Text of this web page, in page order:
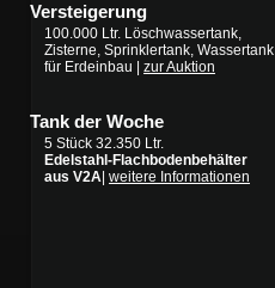
Versteigerung
100.000 Ltr. Löschwassertank,
Zisterne, Sprinklertank, Wassertank
für Erdeinbau | zur Auktion
Tank der Woche
5 Stück 32.350 Ltr.
Edelstahl-Flachbodenbehälter
aus V2A weitere Informationen